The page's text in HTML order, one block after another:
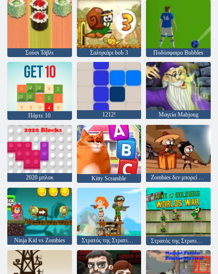
Σούσι Τάβλι Σαλιγκάρι bob 3 Ποδόσφαιρο Bubbles
Πάρτε 10 1212! Μαγεία Mahjong
2020 μπλοκ Kitty Scramble Zombies δεν μπορεί να πηδήξει
Ninja Kid vs Zombies Στρατός της Στρατιώτες: Αντίσταση Στρατός της Στρατιώτες Παγκοσμίου Πολέμου